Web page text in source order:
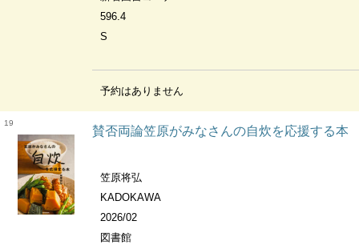
596.4
S
予約はありません
19
賛否両論笠原がみなさんの自炊を応援する本
笠原将弘
KADOKAWA
2026/02
図書館